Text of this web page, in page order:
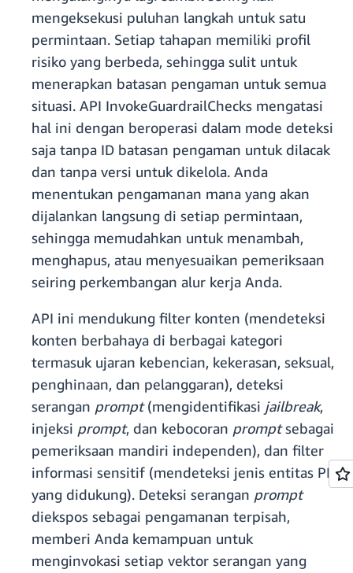
mengeksekusi puluhan langkah untuk satu
permintaan. Setiap tahapan memiliki profil
risiko yang berbeda, sehingga sulit untuk
menerapkan batasan pengaman untuk semua
situasi. API InvokeGuardrailChecks mengatasi
hal ini dengan beroperasi dalam mode deteksi
saja tanpa ID batasan pengaman untuk dilacak
dan tanpa versi untuk dikelola. Anda
menentukan pengamanan mana yang akan
dijalankan langsung di setiap permintaan,
sehingga memudahkan untuk menambah,
menghapus, atau menyesuaikan pemeriksaan
seiring perkembangan alur kerja Anda.
API ini mendukung filter konten (mendeteksi
konten berbahaya di berbagai kategori
termasuk ujaran kebencian, kekerasan, seksual,
penghinaan, dan pelanggaran), deteksi
serangan prompt(mengidentifikasi jailbreak,
injeksi prompt, dan kebocoran promptsebagai
pemeriksaan mandiri independen), dan filter
informasi sensitif (mendeteksi jenis entitas PII
yang didukung). Deteksi serangan prompt
diekspos sebagai pengamanan terpisah,
memberi Anda kemampuan untuk
menginvokasi setiap vektor serangan yang